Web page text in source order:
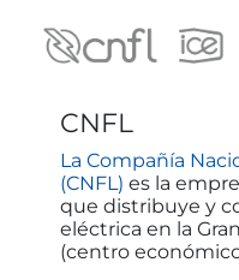
CNFL
La Compañía
(CNFL) es la
que distribuye y
eléctrica en la
(centro